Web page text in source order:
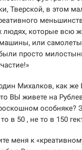
Тверской, в этом
людях, которые всю
или
просто
Михалков, как
ВЫ живете на
особняке?
в 50 , не то в 150
меня к